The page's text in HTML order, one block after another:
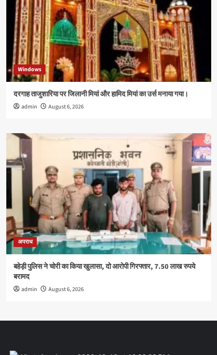
Windows
दरगाह ताजुशारिया पर जिलानी मियां और हामिद मियां का उर्स मनाया गया।
admin August 6, 2026
अपराध
बहेड़ी पुलिस ने चोरी का किया खुलासा, दो आरोपी गिरफ्तार, 7.50 लाख रुपये
बरामद
admin August 6, 2026